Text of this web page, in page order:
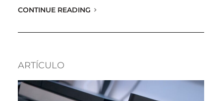
CONTINUE READING
ARTÍCULO